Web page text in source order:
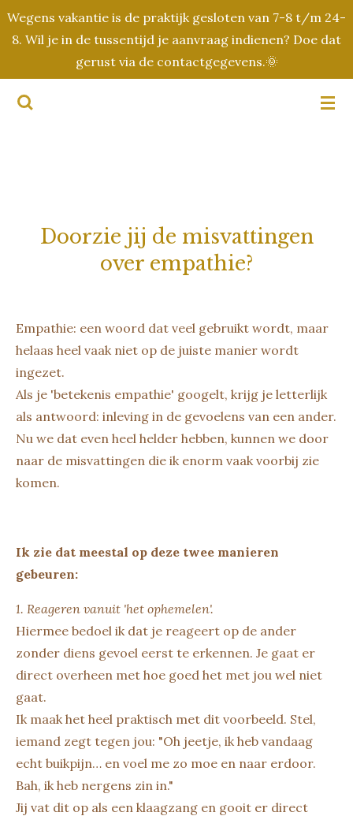
Ga
direct
hoofdinhoud
Wegens vakantie is de praktijk gesloten van 7-8 t/m 24-
8. Wil je in de tussentijd je aanvraag indienen? Doe dat
gerust via de contactgegevens.🌞
Doorzie jij de misvattingen
over empathie?
Empathie: een woord dat veel gebruikt wordt, maar
helaas heel vaak niet op de juiste manier wordt
ingezet.
Als je 'betekenis empathie' googelt, krijg je letterlijk
als antwoord: inleving in de gevoelens van een ander.
Nu we dat even heel helder hebben, kunnen we door
naar de misvattingen die ik enorm vaak voorbij zie
komen.
Ik zie dat meestal op deze twee manieren
gebeuren:
1. Reageren vanuit 'het ophemelen'.
Hiermee bedoel ik dat je reageert op de ander
zonder diens gevoel eerst te erkennen. Je gaat er
direct overheen met hoe goed het met jou wel niet
gaat.
Ik maak het heel praktisch met dit voorbeeld. Stel,
iemand zegt tegen jou: "Oh jeetje, ik heb vandaag
echt buikpijn… en voel me zo moe en naar erdoor.
Bah, ik heb nergens zin in."
Jij vat dit op als een klaagzang en gooit er direct